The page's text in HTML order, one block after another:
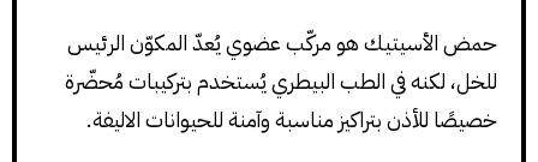
حمض الأسيتيك هو مركّب عضوي يُعدّ المكوّن الرئيس
للخل، لكنه في الطب البيطري يُستخدم بتركيبات مُحضّرة
خصيصًا للأذن بتراكيز مناسبة وآمنة للحيوانات الاليفة.